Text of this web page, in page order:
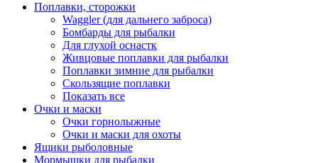
Поплавки, сторожки
Waggler (для дальнего заброса)
Бомбарды для рыбалки
Для глухой оснастк
Живцовые поплавки для рыбалки
Поплавки зимние для рыбалки
Скользящие поплавки
Показать все
Очки и маски
Очки горнолыжные
Очки и маски для охоты
Ящики рыболовные
Мормышки для рыбалки